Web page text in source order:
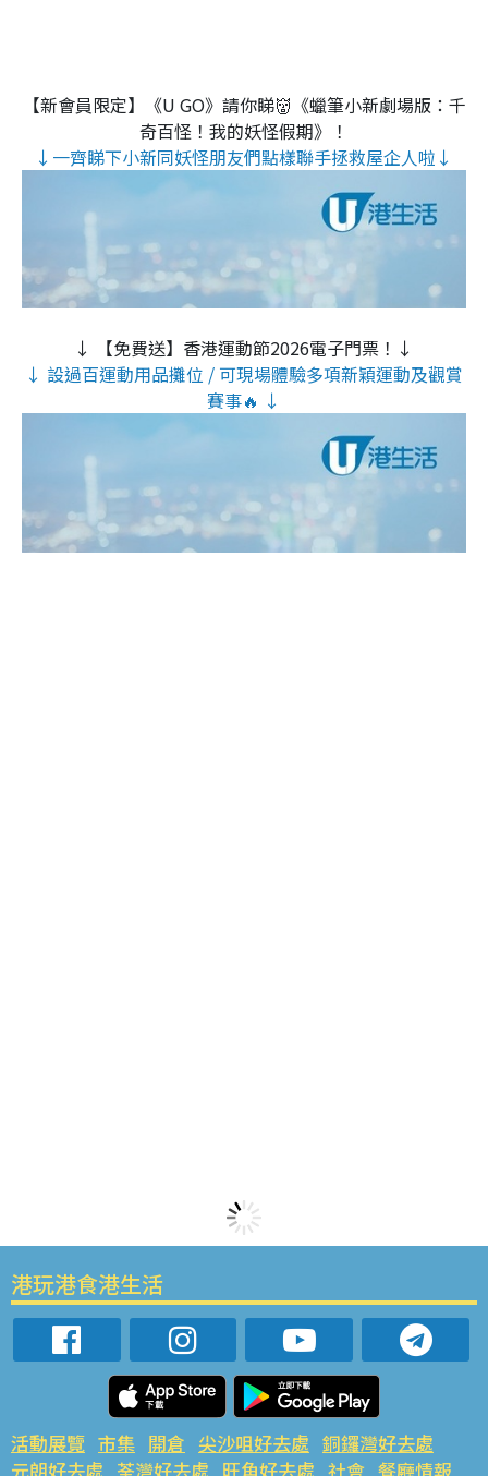
【新會員限定】《U GO》請你睇👹《蠟筆小新劇場版：千
奇百怪！我的妖怪假期》！
↓一齊睇下小新同妖怪朋友們點樣聯手拯救屋企人啦↓
↓ 【免費送】香港運動節2026電子門票！↓
↓ 設過百運動用品攤位 / 可現場體驗多項新穎運動及觀賞
賽事🔥 ↓
港玩港食港生活
活動展覽 市集 開倉 尖沙咀好去處 銅鑼灣好去處
元朗好去處 荃灣好去處 旺角好去處 社會 餐廳情報